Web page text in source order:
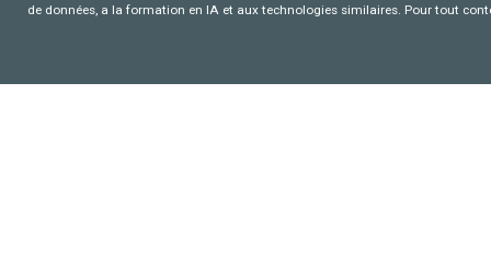
de données, a la formation en IA et aux technologies similaires. Pour tout